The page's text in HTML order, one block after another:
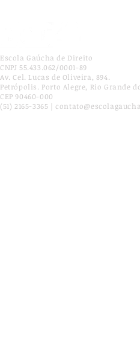
Escola Gaúcha de Direito
CNPJ 55.433.062/0001-89
Av. Cel. Lucas de Oliveira, 894.
Petrópolis. Porto Alegre, Rio Grande
CEP 90460-000
(51) 2165-3365 |